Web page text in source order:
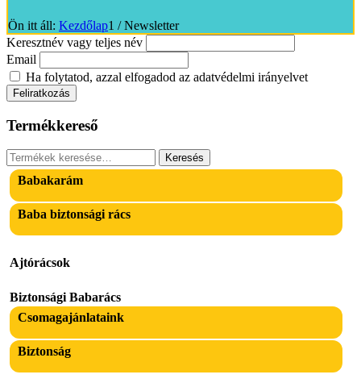
Ön itt áll: Kezdőlap1 / Newsletter
Keresztnév vagy teljes név
Email
Ha folytatod, azzal elfogadod az adatvédelmi irányelvet
Termékkereső
Keresés
a
következőre:
Keresés
Babakarám
Baba biztonsági rács
Ajtórácsok
Biztonsági Babarács
Csomagajánlataink
Biztonság